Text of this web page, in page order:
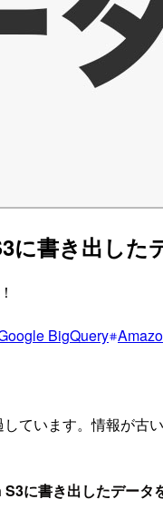
に書き出し
BigQuery
ています。情報が古
に書き出したデータ